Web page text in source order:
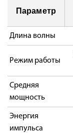
Параметр
Длина волны
Режим работы
Средняя
мощность
Энергия
импульса